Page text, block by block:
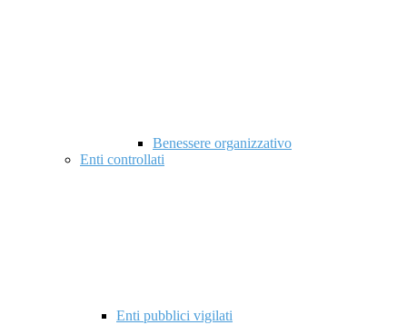
Benessere organizzativo
Enti controllati
Enti pubblici vigilati